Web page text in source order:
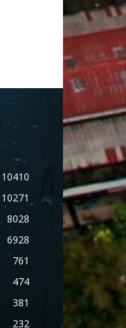
10410
10271
8028
6928
761
474
381
232